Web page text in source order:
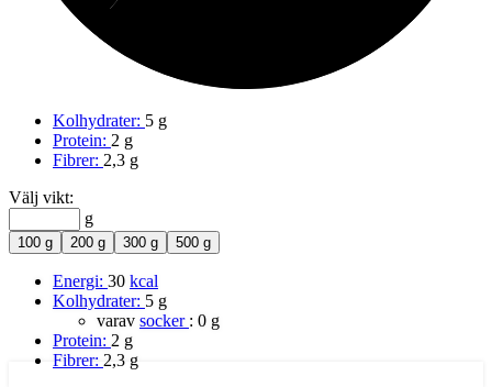
Kolhydrater: 5 g
Protein: 2 g
Fibrer: 2,3 g
Välj vikt:
g
100 g 200 g 300 g 500 g
Energi: 30 kcal
Kolhydrater: 5 g
varav socker : 0 g
Protein: 2 g
Fibrer: 2,3 g